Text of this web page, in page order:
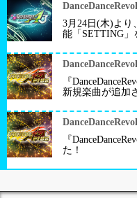
3月24日(木)より
能「SETTING」
『
新規楽曲が追加
『
た！